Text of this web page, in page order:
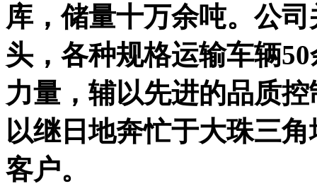
库，储量十万余吨。公
头，各种规格运输车辆50
力量，辅以先进的品质
以继日地奔忙于大珠三
客户。